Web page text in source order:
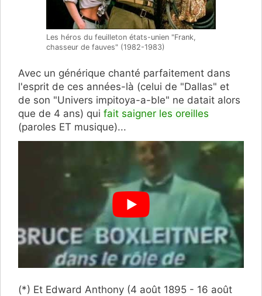
Les héros du feuilleton états-unien "Frank,
chasseur de fauves" (1982-1983)
Avec un générique chanté parfaitement dans
l'esprit de ces années-là (celui de "Dallas" et
de son "Univers impitoya-a-ble" ne datait alors
que de 4 ans) qui fait saigner les oreilles
(paroles ET musique)...
(*) Et Edward Anthony (4 août 1895 - 16 août